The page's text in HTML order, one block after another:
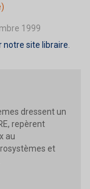
1999
notre site libraire
dressent un
repèrent
au
et